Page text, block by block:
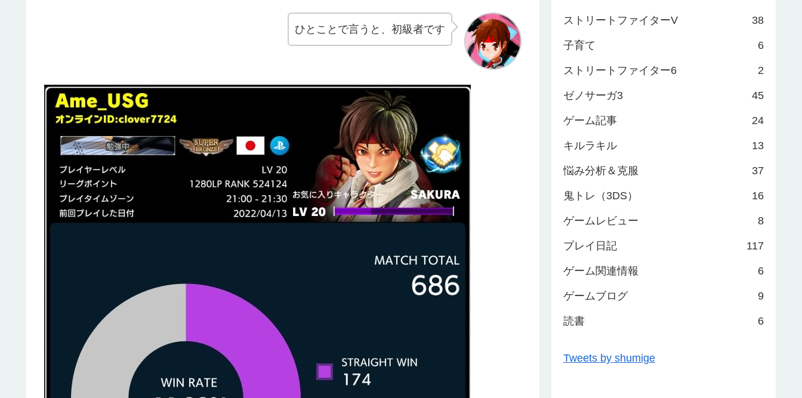
ひとことで言うと、初級者です
ストリートファイターV 38
子育て 6
ストリートファイター6 2
ゼノサーガ3 45
ゲーム記事 24
キルラキル 13
悩み分析＆克服 37
鬼トレ（3DS） 16
ゲームレビュー 8
プレイ日記 117
ゲーム関連情報 6
ゲームブログ 9
読書 6
Tweets by shumige